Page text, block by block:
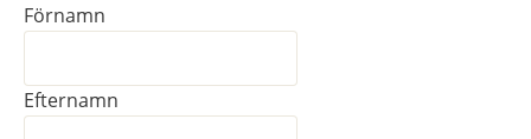
Kontaktuppgifter
Förnamn
Efternamn